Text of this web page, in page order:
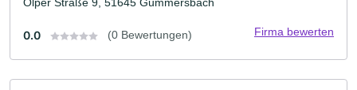
0.0 (0 Bewertungen) Firma bewerten